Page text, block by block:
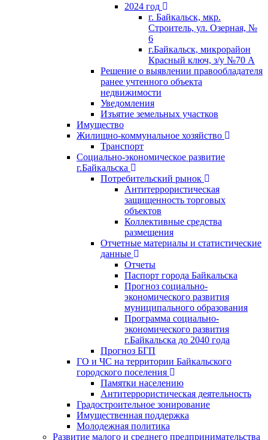
2024 год
г. Байкальск, мкр.
Строитель, ул. Озерная, №
6
г.Байкальск, микрорайон
Красный ключ, з/у №70 А
Решение о выявлении правообладателя
ранее учтенного объекта
недвижимости
Уведомления
Изъятие земельных участков
Имущество
Жилищно-коммунальное хозяйство
Транспорт
Социально-экономическое развитие
г.Байкальска
Потребительский рынок
Антитеррористическая
защищенность торговых
объектов
Коллективные средства
размещения
Отчетные материалы и статистические
данные
Отчеты
Паспорт города Байкальска
Прогноз социально-
экономического развития
муниципального образования
Программа социально-
экономического развития
г.Байкальска до 2040 года
Прогноз БГП
ГО и ЧС на территории Байкальского
городского поселения
Памятки населению
Антитеррористическая деятельность
Градостроительное зонирование
Имущественная поддержка
Молодежная политика
Развитие малого и среднего предпринимательства